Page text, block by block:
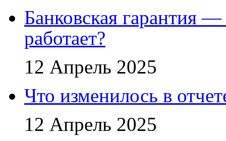
Банковская гарантия
работает?
12 Апрель 2025
Что изменилось в
12 Апрель 2025